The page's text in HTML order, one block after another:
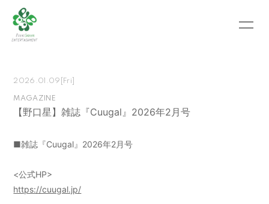
SCHEDULE
VIDEO PHOTO
MOVIE
RECRUIT
ABOUT US
2026.01.09 [Fri]
MAGAZINE
【野口星】雑誌『Cuugal』2026年2月号
■雑誌『Cuugal』2026年2月号
<公式HP>
https://cuugal.jp/